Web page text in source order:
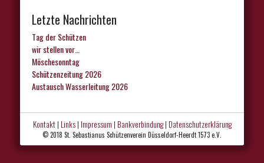
Letzte Nachrichten
Tag der Schützen
wir stellen vor…
Möschesonntag
Schützenzeitung 2026
Austausch Wasserleitung 2026
Kontakt| Links| Impressum | Bankverbindung| Datenschutzerklärung
© 2018 St. Sebastianus Schützenverein Düsseldorf-Heerdt 1573 e.V.